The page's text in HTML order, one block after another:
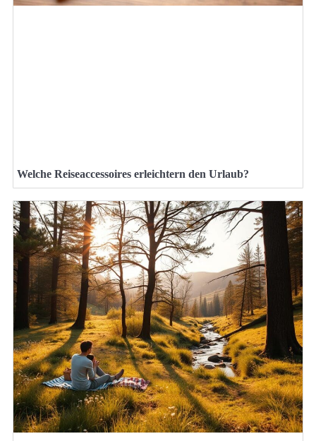
Welche Reiseaccessoires erleichtern den Urlaub?